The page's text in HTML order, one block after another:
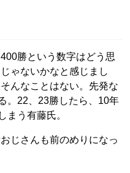
勝という数字はどう思
ゃないかなと感じまし
んなことはない。先発な
。22、23勝したら、10年
まう有藤氏。
じさんも前のめりになっ